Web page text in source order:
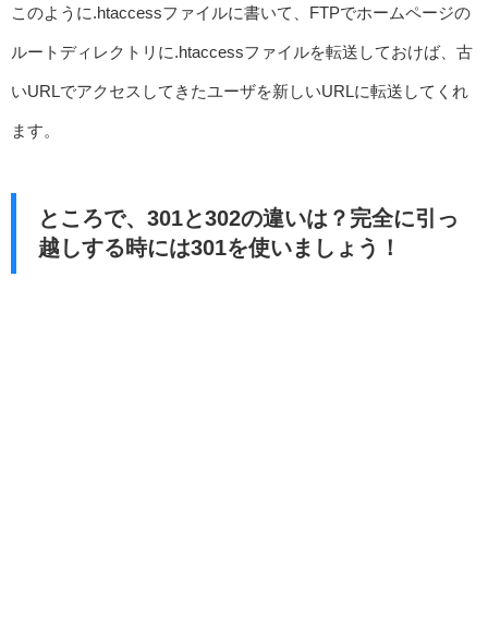
このように.htaccessファイルに書いて、FTPでホームページの
ルートディレクトリに.htaccessファイルを転送しておけば、古
いURLでアクセスしてきたユーザを新しいURLに転送してくれ
ます。
ところで、301と302の違いは？完全に引っ
越しする時には301を使いましょう！